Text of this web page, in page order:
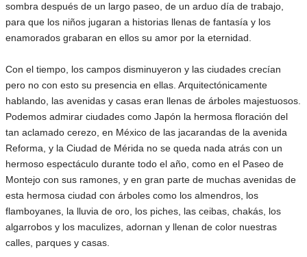
sombra después de un largo paseo, de un arduo día de trabajo,
para que los niños jugaran a historias llenas de fantasía y los
enamorados grabaran en ellos su amor por la eternidad.
Con el tiempo, los campos disminuyeron y las ciudades crecían
pero no con esto su presencia en ellas. Arquitectónicamente
hablando, las avenidas y casas eran llenas de árboles majestuosos.
Podemos admirar ciudades como Japón la hermosa floración del
tan aclamado cerezo, en México de las jacarandas de la avenida
Reforma, y la Ciudad de Mérida no se queda nada atrás con un
hermoso espectáculo durante todo el año, como en el Paseo de
Montejo con sus ramones, y en gran parte de muchas avenidas de
esta hermosa ciudad con árboles como los almendros, los
flamboyanes, la lluvia de oro, los piches, las ceibas, chakás, los
algarrobos y los maculizes, adornan y llenan de color nuestras
calles, parques y casas.